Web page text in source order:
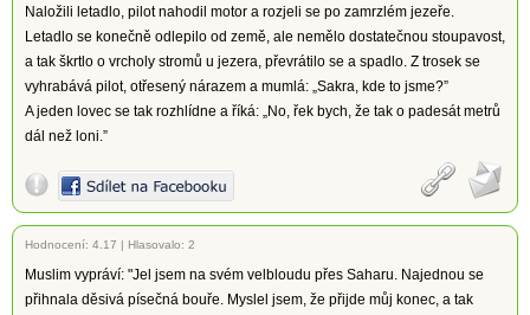
Naložili letadlo, pilot nahodil motor a rozjeli se po zamrzlém jezeře.
Letadlo se konečně odlepilo od země, ale nemělo dostatečnou stoupavost,
a tak škrtlo o vrcholy stromů u jezera, převrátilo se a spadlo. Z trosek se
vyhrabává pilot, otřesený nárazem a mumlá: „Sakra, kde to jsme?”
A jeden lovec se tak rozhlídne a říká: „No, řek bych, že tak o padesát metrů
dál než loni.”
Hodnocení: 4.17 | Hlasovalo: 2
Muslim vypráví: "Jel jsem na svém velbloudu přes Saharu. Najednou se
přihnala děsivá písečná bouře. Myslel jsem, že přijde můj konec, a tak